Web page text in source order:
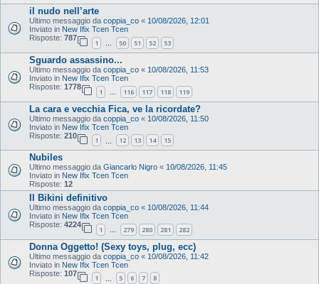
il nudo nell’arte
Ultimo messaggio da coppia_co « 10/08/2026, 12:01
Inviato in New Ifix Tcen Tcen
Risposte: 787
1 … 50 51 52 53
Sguardo assassino...
Ultimo messaggio da coppia_co « 10/08/2026, 11:53
Inviato in New Ifix Tcen Tcen
Risposte: 1778
1 … 116 117 118 119
La cara e vecchia Fica, ve la ricordate?
Ultimo messaggio da coppia_co « 10/08/2026, 11:50
Inviato in New Ifix Tcen Tcen
Risposte: 210
1 12 13 14 15
Nubiles
Ultimo messaggio da Giancarlo Nigro « 10/08/2026, 11:45
Inviato in New Ifix Tcen Tcen
Risposte: 12
Il Bikini definitivo
Ultimo messaggio da coppia_co « 10/08/2026, 11:44
Inviato in New Ifix Tcen Tcen
Risposte: 4224
1 … 279 280 281 282
Donna Oggetto! (Sexy toys, plug, ecc)
Ultimo messaggio da coppia_co « 10/08/2026, 11:42
Inviato in New Ifix Tcen Tcen
Risposte: 107
1 5 6 7 8